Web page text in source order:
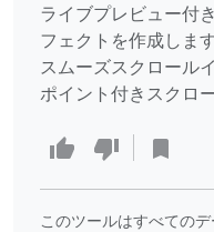
ライブプレビュー付
フェクトを作成しま
スムーズスクロール
ポイント付きスクロ
このツールはすべての